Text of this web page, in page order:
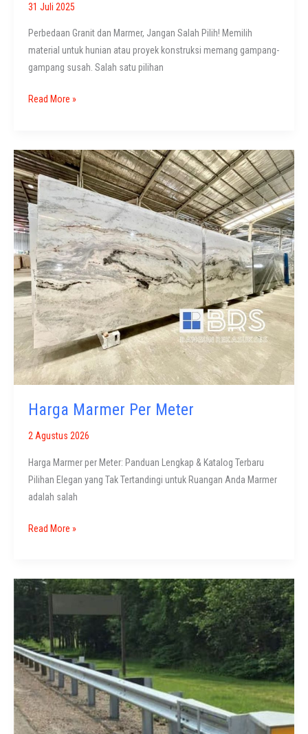
31 Juli 2025
Perbedaan Granit dan Marmer, Jangan Salah Pilih! Memilih
material untuk hunian atau proyek konstruksi memang gampang-
gampang susah. Salah satu pilihan
Perbedaan
Marmer
Read More »
Harga Marmer Per Meter
2 Agustus 2026
Harga Marmer per Meter: Panduan Lengkap & Katalog Terbaru
Pilihan Elegan yang Tak Tertandingi untuk Ruangan Anda Marmer
adalah salah
Harga
Meter
Read More »